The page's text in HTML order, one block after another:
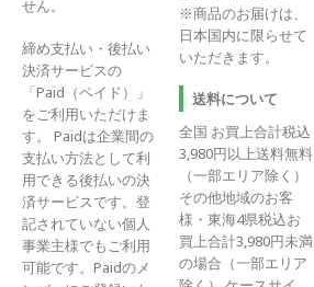
せん。
締め支払い・後払い
決済サービスの
「Paid（ペイド）」
をご利用いただけま
す。 Paidは企業間の
支払い方法として利
用できる後払いの決
済サービスです。登
記されていない個人
事業主様でもご利用
可能です。Paidのメ
※商品のお届けは、
日本国内に限らせて
いただきます。
送料について
全国 お買上合計税込
3,980円以上送料無料
（一部エリア除く）
その他地域のお客
様・東海4県税込お
買上合計3,980円未満
の場合（一部エリア